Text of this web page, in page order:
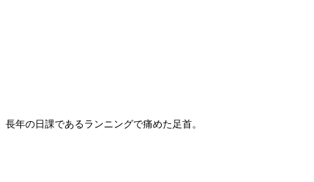
長年の日課であるランニングで痛めた足首。